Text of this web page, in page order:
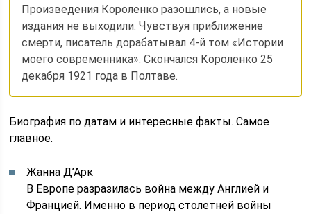
Произведения Короленко разошлись, а новые
издания не выходили. Чувствуя приближение
смерти, писатель дорабатывал 4-й том «Истории
моего современника». Скончался Короленко 25
декабря 1921 года в Полтаве.
Биография по датам и интересные факты. Самое
главное.
Жанна Д’Арк
В Европе разразилась война между Англией и
Францией. Именно в период столетней войны